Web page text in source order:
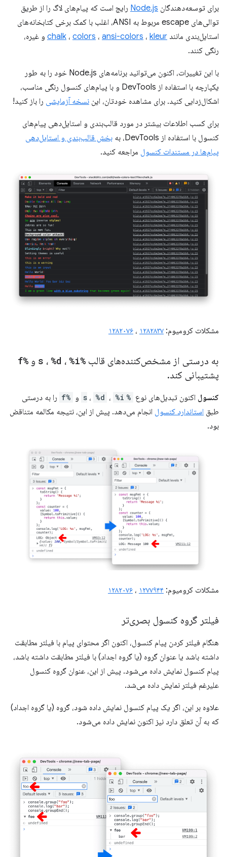
برای توسعه‌دهندگان Node.js رایج است که پیام‌های لاگ را از طریق
توالی‌های escape مربوط به ANSI، اغلب با کمک برخی کتابخانه‌های
استایل‌بندی مانند
chalk ، colors ، ansi-colors ، kleur
و غیره،
رنگی کنند.
با این تغییرات، اکنون می‌توانید برنامه‌های Node.js خود را به طور
یکپارچه با استفاده از DevTools و با پیام‌های کنسول رنگی مناسب،
اشکال‌زدایی کنید. برای مشاهده خودتان، این نسخه آزمایشی را باز کنید!
برای کسب اطلاعات بیشتر در مورد قالب‌بندی و استایل‌دهی پیام‌های
کنسول با استفاده از DevTools، به
بخش قالب‌بندی و استایل‌دهی
پیام‌ها در مستندات کنسول مراجعه کنید.
مشکلات کرومیوم: ۱۲۸۲۸۳۷ ، ۱۲۸۲۰۷۶
به درستی از مشخص‌کننده‌های قالب %s ، %d ، %i و %f
پشتیبانی کند.
کنسول اکنون تبدیل‌های نوع %s ، %d ، %i و %f
را به درستی
طبق استاندارد کنسول انجام می‌دهد. پیش از این، نتیجه مکالمه متناقض
بود.
مشکلات کرومیوم: ۱۲۷۷۹۴۴ ، ۱۲۸۲۰۷۶
فیلتر گروه کنسول بصری‌تر
هنگام فیلتر کردن پیام کنسول، اکنون اگر محتوای پیام با فیلتر مطابقت
داشته باشد یا عنوان گروه (یا گروه اجداد) با فیلتر مطابقت داشته باشد،
پیام کنسول نمایش داده می‌شود. پیش از این، عنوان گروه کنسول
علیرغم فیلتر نمایش داده می‌شد.
علاوه بر این، اگر یک پیام کنسول نمایش داده شود، گروه (یا گروه اجداد)
که به آن تعلق دارد نیز اکنون نمایش داده می‌شود.